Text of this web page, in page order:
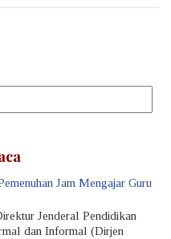
Jam Mengajar Guru
Jenderal Pendidikan
dan Informal (Dirjen